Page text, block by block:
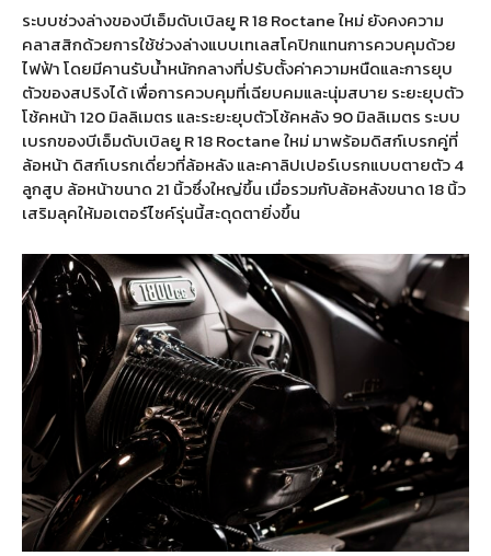
ระบบช่วงล่างของบีเอ็มดับเบิลยู R 18 Roctane ใหม่ ยังคงความ
คลาสสิกด้วยการใช้ช่วงล่างแบบเทเลสโคปิกแทนการควบคุมด้วย
ไฟฟ้า โดยมีคานรับน้ำหนักกลางที่ปรับตั้งค่าความหนืดและการยุบ
ตัวของสปริงได้ เพื่อการควบคุมที่เฉียบคมและนุ่มสบาย ระยะยุบตัว
โช้คหน้า 120 มิลลิเมตร และระยะยุบตัวโช้คหลัง 90 มิลลิเมตร ระบบ
เบรกของบีเอ็มดับเบิลยู R 18 Roctane ใหม่ มาพร้อมดิสก์เบรกคู่ที่
ล้อหน้า ดิสก์เบรกเดี่ยวที่ล้อหลัง และคาลิปเปอร์เบรกแบบตายตัว 4
ลูกสูบ ล้อหน้าขนาด 21 นิ้วซึ่งใหญ่ขึ้น เมื่อรวมกับล้อหลังขนาด 18 นิ้ว
เสริมลุคให้มอเตอร์ไซค์รุ่นนี้สะดุดตายิ่งขึ้น